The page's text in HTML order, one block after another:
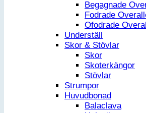
Begagnade
Fodrade
Ofodrade
Underställ
Skor & Stövlar
Skor
Skoterkängor
Stövlar
Strumpor
Huvudbonad
Balaclava